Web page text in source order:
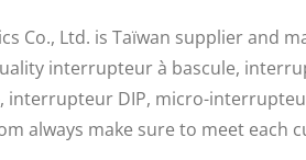
Co., Ltd. is Taïwan supplier
interrupteur à bascule,
interrupteur DIP, micro-
always make sure to meet each